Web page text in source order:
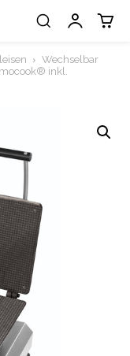
Wechselbar
inkl.